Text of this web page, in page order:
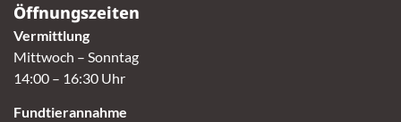
Öffnungszeiten
Vermittlung
Mittwoch – Sonntag
14:00 – 16:30 Uhr
Fundtierannahme